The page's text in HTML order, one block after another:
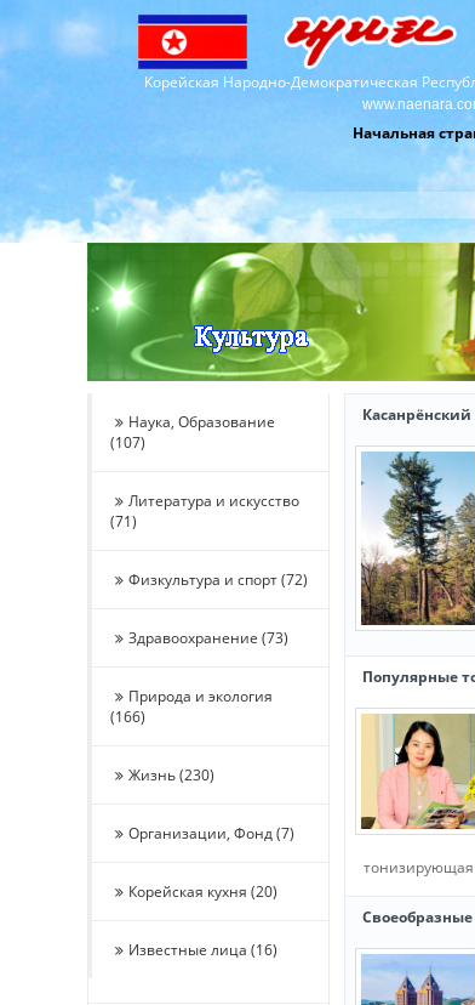
Корейская Народно-Демократическая
Начальная
Наука, Образование
(107)
Литература и искусство
(71)
Физкультура и спорт (72)
Здравоохранение (73)
Природа и экология
(166)
Жизнь (230)
Организации, Фонд (7)
Корейская кухня (20)
Известные лица (16)
Касанрёнский
Популярные
тонизирующая